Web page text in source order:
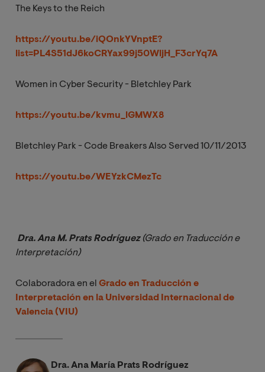
The Keys to the Reich
https://youtu.be/iQOnkYVnptE?
list=PL4S51dJ6koCRYax99j50WljH_F3crYq7A
Women in Cyber Security - Bletchley Park
https://youtu.be/kvmu_lGMWX8
Bletchley Park - Code Breakers Also Served 10/11/2013
https://youtu.be/WEYzkCMezTc
Dra. Ana M. Prats Rodríguez (Grado en Traducción e
Interpretación)
Colaboradora en el Grado en Traducción e
Interpretación en la Universidad Internacional de
Valencia (VIU)
Dra. Ana María Prats Rodríguez